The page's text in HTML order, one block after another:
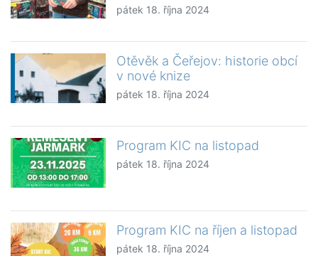
pátek 18. října 2024
Otěvěk a Čeřejov: historie obcí
v nové knize
pátek 18. října 2024
Program KIC na listopad
pátek 18. října 2024
Program KIC na říjen a listopad
pátek 18. října 2024